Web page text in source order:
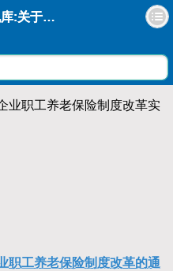
会计视野法规库:关于印发《安徽省企业职工养老保险制度改革实施方案》的通知
业职工养老保险制度改革实
职工养老保险制度改革的通